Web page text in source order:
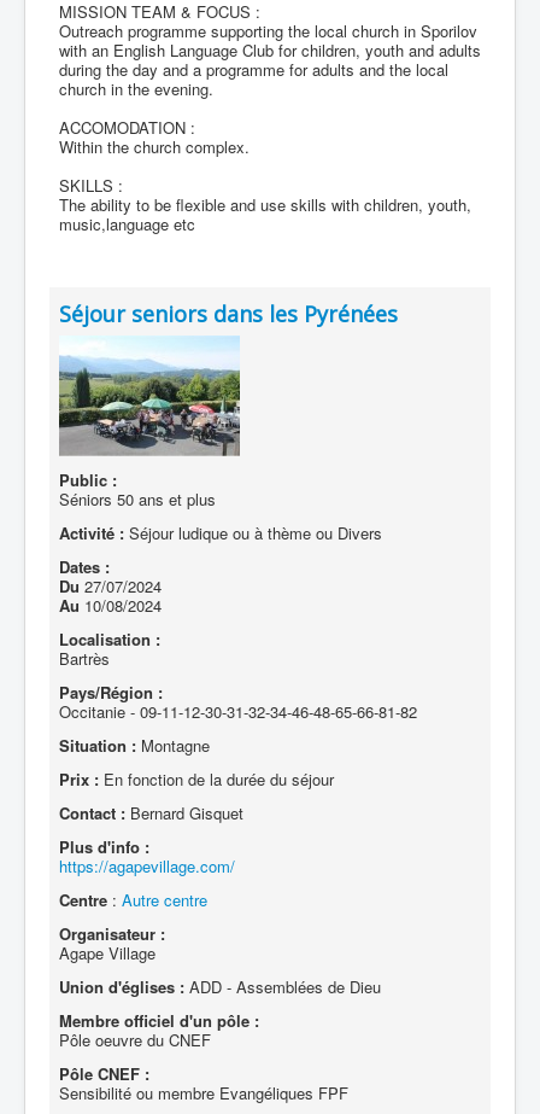
MISSION TEAM & FOCUS :
Outreach programme supporting the local church in Sporilov
with an English Language Club for children, youth and adults
during the day and a programme for adults and the local
church in the evening.
ACCOMODATION :
Within the church complex.
SKILLS :
The ability to be flexible and use skills with children, youth,
music,language etc
Séjour seniors dans les Pyrénées
Public :
Séniors 50 ans et plus
Activité : Séjour ludique ou à thème ou Divers
Dates :
Du 27/07/2024
Au 10/08/2024
Localisation :
Bartrès
Pays/Région :
Occitanie - 09-11-12-30-31-32-34-46-48-65-66-81-82
Situation : Montagne
Prix : En fonction de la durée du séjour
Contact : Bernard Gisquet
Plus d'info :
https://agapevillage.com/
Centre : Autre centre
Organisateur :
Agape Village
Union d'églises : ADD - Assemblées de Dieu
Membre officiel d'un pôle :
Pôle oeuvre du CNEF
Pôle CNEF :
Sensibilité ou membre Evangéliques FPF